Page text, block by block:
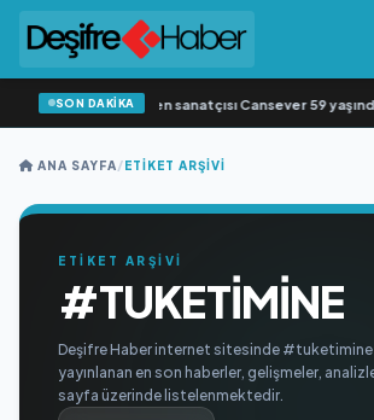
SON DAKİKA
müziğin sevilen sanatçısı Cansever 59
ANA SAYFA/ETIKET ARŞIVI
ETİKET ARŞİVİ
#TUKETIMINE
Deşifre Haber internet sitesinde
yayınlanan en son haberler, gelişmeler,
sayfa üzerinde listelenmektedir.